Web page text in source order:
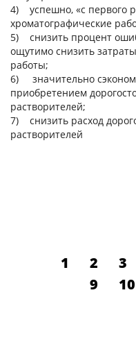
4) успешно, «с первого
хроматографические
5) снизить процент
ощутимо снизить
работы;
6) значительно
приобретением
растворителей;
7) снизить расход
растворителей
1 2 3
9
10